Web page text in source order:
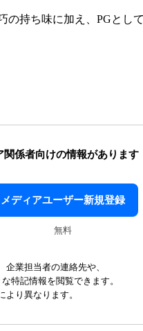
持ち味に加え、PGとし
関係者向けの情報があります
メディアユーザー新規登録
無料
企業担当者の連絡先や、
特記情報を閲覧できます。
り異なります。